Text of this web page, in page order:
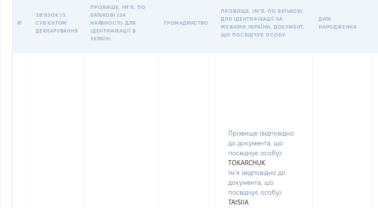
№
ЗВʼЯЗОК ІЗ
СУБʼЄКТОМ
ДЕКЛАРУВАННЯ
ПРІЗВИЩЕ, ІМʼЯ, ПО
БАТЬКОВІ (ЗА
НАЯВНОСТІ) ДЛЯ
ІДЕНТИФІКАЦІЇ В
УКРАЇНІ
ГРОМАДЯНСТВО
ПРІЗВИЩЕ, ІМʼЯ, ПО БАТЬКОВІ
ДЛЯ ІДЕНТИФІКАЦІЇ ЗА
МЕЖАМИ УКРАЇНИ, ДОКУМЕНТ,
ЩО ПОСВІДЧУЄ ОСОБУ
ДАТА
НАРОДЖЕННЯ
Прізвище (відповідно
до документа, що
посвідчує особу):
TOKARCHUK
Ім’я (відповідно до
документа, що
посвідчує особу):
TAISIIA